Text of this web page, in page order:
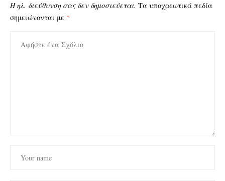
Η ηλ. διεύθυνση σας δεν δημοσιεύεται. Τα υποχρεωτικά πεδία
σημειώνονται με *